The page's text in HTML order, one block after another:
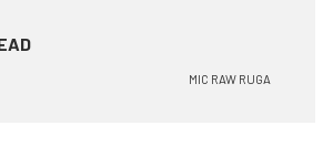
MIC RAW RUGA